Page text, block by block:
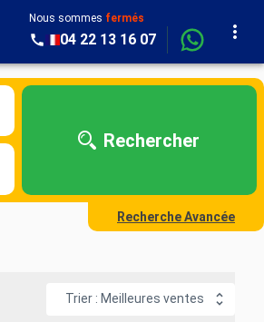
Nous sommes fermés
04 22 13 16 07
Rechercher
Recherche Avancée
Trier : Meilleures ventes